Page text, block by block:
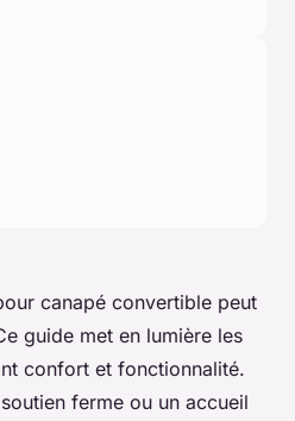
canapé convertible peut
guide met en lumière les
confort et fonctionnalité.
ferme ou un accueil